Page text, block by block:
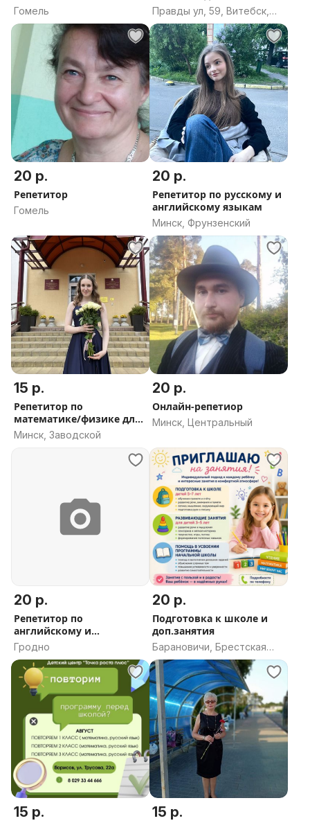
классы
Гомель
школе
Правды ул, 59, Витебск,
Витебская область
20 р.
Репетитор
Гомель
20 р.
Репетитор по русскому и
английскому языкам
Минск, Фрунзенский
15 р.
Репетитор по
математике/физике для
1-8 классов
Минск, Заводской
20 р.
Онлайн-репетиор
Минск, Центральный
20 р.
Репетитор по
английскому и
немецкому (1-5 класс)
Гродно
20 р.
Подготовка к школе и
доп.занятия
Барановичи, Брестская
область
15 р. 15 р.